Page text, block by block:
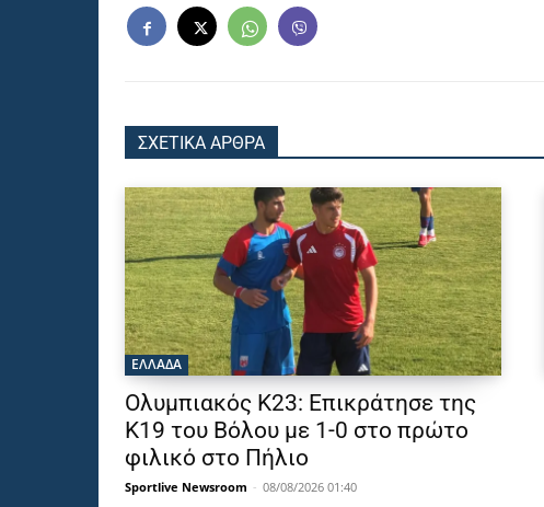
ΣΧΕΤΙΚΑ ΑΡΘΡΑ
ΕΛΛΑΔΑ
Ολυμπιακός Κ23: Επικράτησε της
Κ19 του Βόλου με 1-0 στο πρώτο
φιλικό στο Πήλιο
Sportlive Newsroom - 08/08/2026 01:40